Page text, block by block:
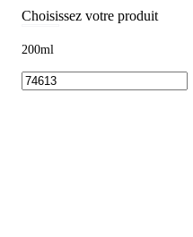
Choisissez votre produit
200ml